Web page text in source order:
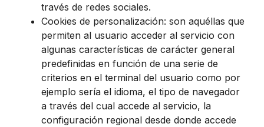
través de redes sociales.
Cookies de personalización: son aquéllas que
permiten al usuario acceder al servicio con
algunas características de carácter general
predefinidas en función de una serie de
criterios en el terminal del usuario como por
ejemplo sería el idioma, el tipo de navegador
a través del cual accede al servicio, la
configuración regional desde donde accede